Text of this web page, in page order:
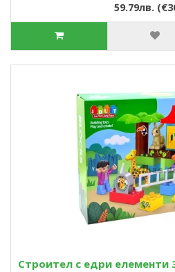
59.79лв.
Строител с едри